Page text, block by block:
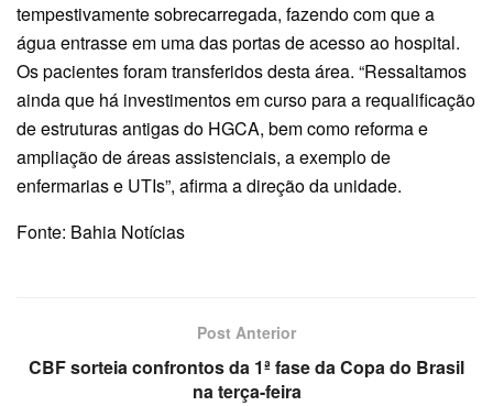
tempestivamente sobrecarregada, fazendo com que a
água entrasse em uma das portas de acesso ao hospital.
Os pacientes foram transferidos desta área. “Ressaltamos
ainda que há investimentos em curso para a requalificação
de estruturas antigas do HGCA, bem como reforma e
ampliação de áreas assistenciais, a exemplo de
enfermarias e UTIs”, afirma a direção da unidade.
Fonte: Bahia Notícias
Post Anterior
CBF sorteia confrontos da 1ª fase da Copa do Brasil
na terça-feira